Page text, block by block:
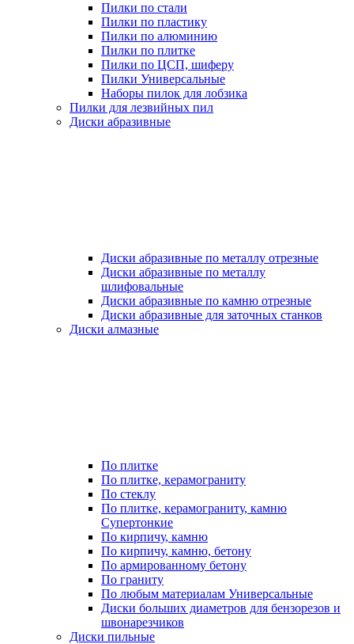
Пилки по стали
Пилки по пластику
Пилки по алюминию
Пилки по плитке
Пилки по ЦСП, шиферу
Пилки Универсальные
Наборы пилок для лобзика
Пилки для лезвийных пил
Диски абразивные
Диски абразивные по металлу отрезные
Диски абразивные по металлу
шлифовальные
Диски абразивные по камню отрезные
Диски абразивные для заточных станков
Диски алмазные
По плитке
По плитке, керамограниту
По стеклу
По плитке, керамограниту, камню
Супертонкие
По кирпичу, камню
По кирпичу, камню, бетону
По армированному бетону
По граниту
По любым материалам Универсальные
Диски больших диаметров для бензорезов и
швонарезчиков
Диски пильные